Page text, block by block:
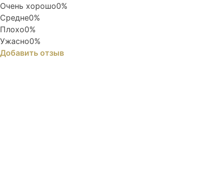
out
of
5
Очень хорошо0%
Средне0%
Плохо0%
Ужасно0%
Добавить отзыв